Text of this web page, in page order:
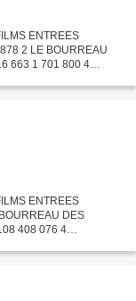
ENTREES
2 LE BOURREAU
663 1 701 800 4
ENTREES
DES
408 076 4